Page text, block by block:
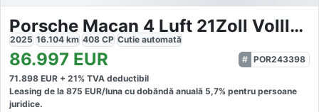
Porsche Macan 4 Luft 21Zoll Vollleder OffroadDesign 360G
2025 16.104 km 408 CP Cutie automată
86.997 EUR
POR243398
71.898 EUR + 21% TVA deductibil
Leasing de la 875 EUR/luna cu dobăndă anuală 5,7% pentru persoane
juridice.